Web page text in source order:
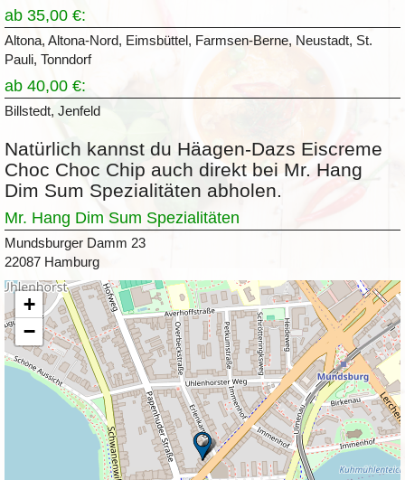
ab 35,00 €:
Altona, Altona-Nord, Eimsbüttel, Farmsen-Berne, Neustadt, St.
Pauli, Tonndorf
ab 40,00 €:
Billstedt, Jenfeld
Natürlich kannst du Häagen-Dazs Eiscreme
Choc Choc Chip auch direkt bei Mr. Hang
Dim Sum Spezialitäten abholen.
Mr. Hang Dim Sum Spezialitäten
Mundsburger Damm 23
22087 Hamburg
+
−